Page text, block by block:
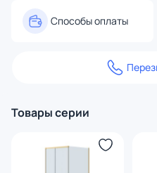
Способы оплаты
Товары серии